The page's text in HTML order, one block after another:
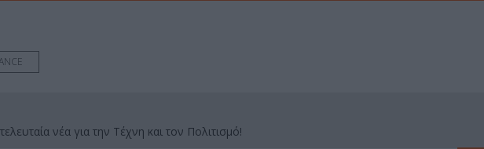
νέα για την Τέχνη και τον Πολιτισμό!